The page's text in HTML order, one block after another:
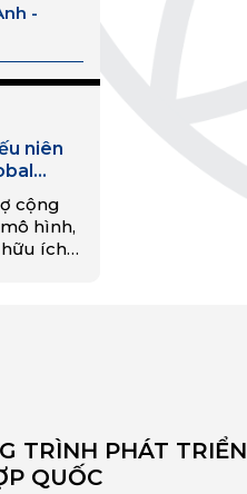
-
niên
cộng
hình,
ích
bền
TRÌNH PHÁT TRIỂN
QUỐC